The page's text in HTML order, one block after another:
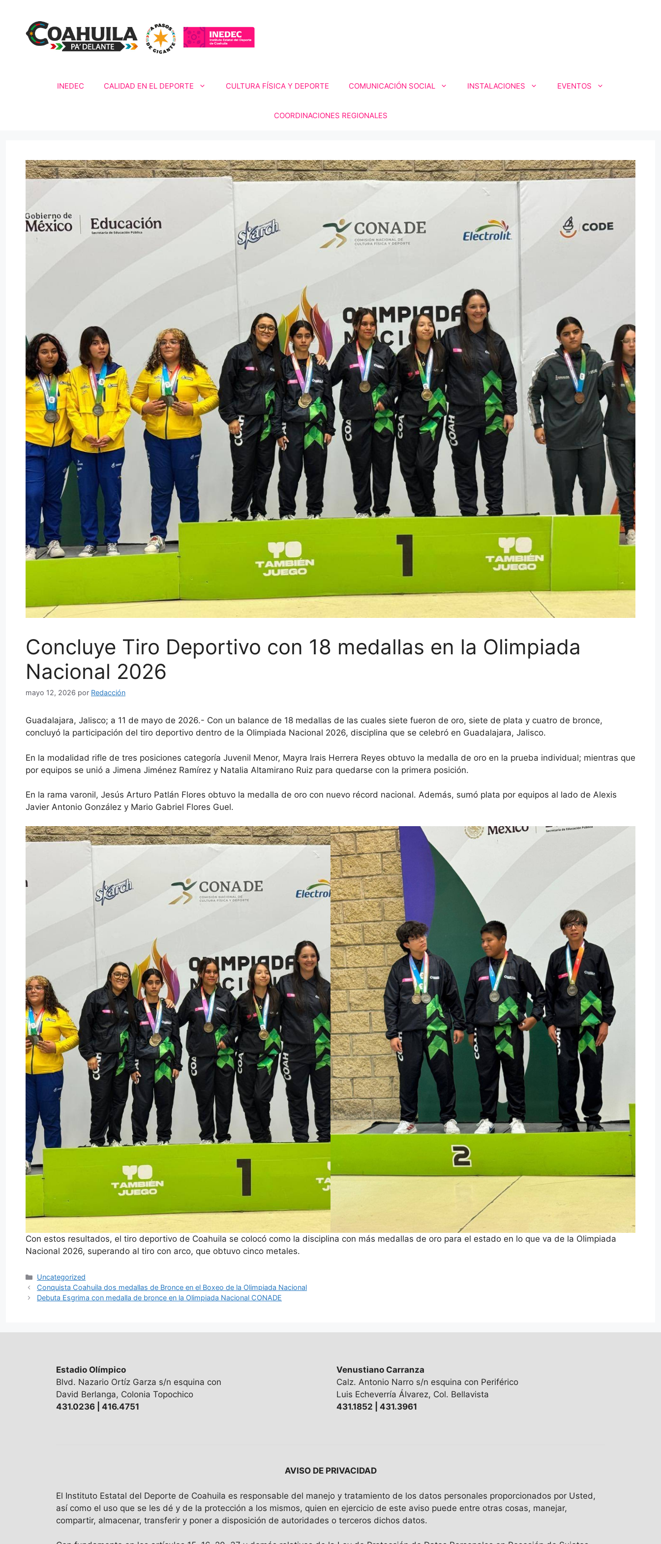
contenido
INEDEC CALIDAD EN EL DEPORTE CULTURA FÍSICA Y DEPORTE COMUNICACIÓN SOCIAL INSTALACIONES EVENTOS
COORDINACIONES REGIONALES
Concluye Tiro Deportivo con 18 medallas en la Olimpiada
Nacional 2026
mayo 12, 2026 por Redacción
Guadalajara, Jalisco; a 11 de mayo de 2026.- Con un balance de 18 medallas de las cuales siete fueron de oro, siete de plata y cuatro de bronce,
concluyó la participación del tiro deportivo dentro de la Olimpiada Nacional 2026, disciplina que se celebró en Guadalajara, Jalisco.
En la modalidad rifle de tres posiciones categoría Juvenil Menor, Mayra Irais Herrera Reyes obtuvo la medalla de oro en la prueba individual; mientras que
por equipos se unió a Jimena Jiménez Ramírez y Natalia Altamirano Ruiz para quedarse con la primera posición.
En la rama varonil, Jesús Arturo Patlán Flores obtuvo la medalla de oro con nuevo récord nacional. Además, sumó plata por equipos al lado de Alexis
Javier Antonio González y Mario Gabriel Flores Guel.
Con estos resultados, el tiro deportivo de Coahuila se colocó como la disciplina con más medallas de oro para el estado en lo que va de la Olimpiada
Nacional 2026, superando al tiro con arco, que obtuvo cinco metales.
Categorías
Uncategorized
Conquista Coahuila dos medallas de Bronce en el Boxeo de la Olimpiada Nacional
Debuta Esgrima con medalla de bronce en la Olimpiada Nacional CONADE
Estadio Olímpico
Blvd. Nazario Ortíz Garza s/n esquina con
David Berlanga, Colonia Topochico
431.0236 | 416.4751
Venustiano Carranza
Calz. Antonio Narro s/n esquina con Periférico
Luis Echeverría Álvarez, Col. Bellavista
431.1852 | 431.3961
AVISO DE PRIVACIDAD
El Instituto Estatal del Deporte de Coahuila es responsable del manejo y tratamiento de los datos personales proporcionados por Usted,
así como el uso que se les dé y de la protección a los mismos, quien en ejercicio de este aviso puede entre otras cosas, manejar,
compartir, almacenar, transferir y poner a disposición de autoridades o terceros dichos datos.